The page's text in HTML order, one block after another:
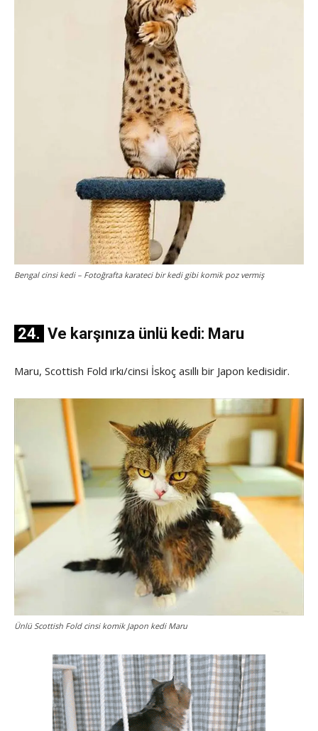
Bengal cinsi kedi – Fotoğrafta karateci bir kedi gibi komik poz vermiş
24. Ve karşınıza ünlü kedi: Maru
Maru, Scottish Fold ırkı/cinsi İskoç asıllı bir Japon kedisidir.
Ünlü Scottish Fold cinsi komik Japon kedi Maru